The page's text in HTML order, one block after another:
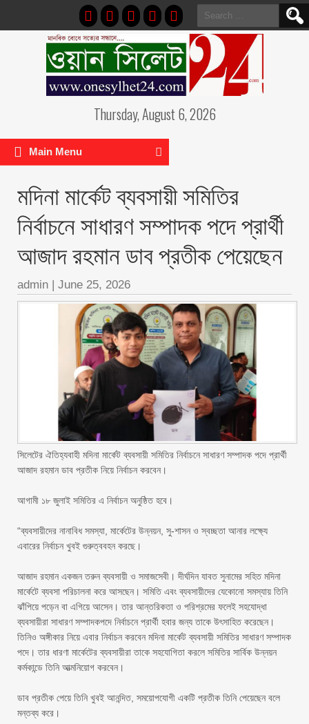
Search
for:
Thursday, August 6, 2026
Main Menu
মদিনা মার্কেট ব্যবসায়ী সমিতির
নির্বাচনে সাধারণ সম্পাদক পদে প্রার্থী
আজাদ রহমান ডাব প্রতীক পেয়েছেন ‎
admin | June 25, 2026
সিলেটের ঐতিহ্যবাহী মদিনা মার্কেট ব্যবসায়ী সমিতির নির্বাচনে সাধারণ সম্পাদক পদে প্রার্থী
আজাদ রহমান ডাব প্রতীক নিয়ে নির্বাচন করবেন।
‎আগামী ১৮ জুলাই সমিতির এ নির্বাচন অনুষ্ঠিত হবে।
‎“ব্যবসায়ীদের নানাবিধ সমস্যা, মার্কেটের উন্নয়ন, সু-শাসন ও স্বচ্ছতা আনার লক্ষ্যে
এবারের নির্বাচন খুবই গুরুত্ববহন করছে।
‎আজাদ রহমান একজন তরুন ব্যবসায়ী ও সমাজসেবী। দীর্ঘদিন যাবত সুনামের সহিত মদিনা
মার্কেটে ব্যবসা পরিচালনা করে আসছেন। সমিতি এবং ব্যবসায়ীদের যেকোনো সমস্যায় তিনি
ঝাঁপিয়ে পড়েন বা এগিয়ে আসেন। তার আন্তরিকতা ও পরিশ্রমের ফলেই সহযোদ্ধা
ব্যবসায়ীরা সাধারণ সম্পাদকপদে নির্বাচনে প্রার্থী হবার জন্য তাকে উৎসাহিত করেছেন।
তিনিও অঙ্গীকার নিয়ে এবার নির্বাচন করবেন মদিনা মার্কেট ব্যবসায়ী সমিতির সাধারণ সম্পাদক
পদে। তার ধারণা মার্কেটের ব্যবসায়ীরা তাকে সহযোগিতা করলে সমিতির সার্বিক উন্নয়ন
কর্মকান্ডে তিনি আত্মনিয়োগ করবেন।
‎ডাব প্রতীক পেয়ে তিনি খুবই আনন্দিত, সময়োপযোগী একটি প্রতীক তিনি পেয়েছেন বলে
মন্তব্য করে।